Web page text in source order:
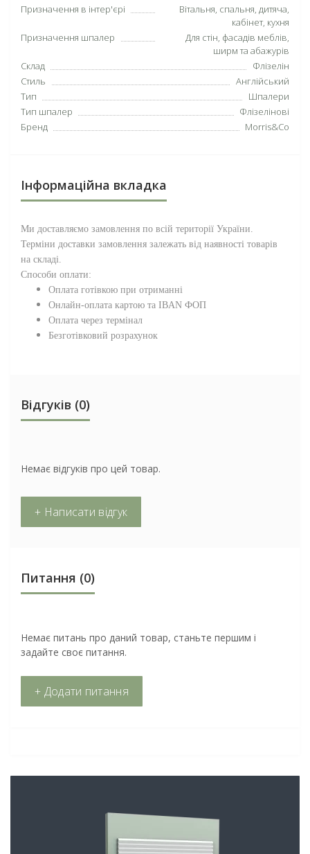
Призначення в інтер'єрі
Вітальня, спальня, дитяча,
кабінет, кухня
Призначення шпалер
Для стін, фасадів меблів,
ширм та абажурів
Склад
Флізелін
Стиль
Англійський
Тип
Шпалери
Тип шпалер
Флізелінові
Бренд
Morris&Co
Інформаційна вкладка
Ми доставляємо замовлення по всій території України.
Терміни доставки замовлення залежать від наявності товарів
на складі.
Способи оплати:
Оплата готівкою при отриманні
Онлайн-оплата картою та IBAN ФОП
Оплата через термінал
Безготівковий розрахунок
Відгуків (0)
Немає відгуків про цей товар.
+ Написати відгук
Питання (0)
Немає питань про даний товар, станьте першим і
задайте своє питання.
+ Додати питання